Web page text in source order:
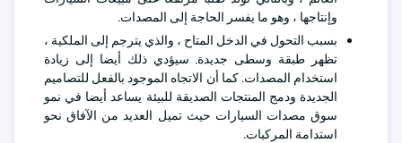
وإنتاجها ، وهو ما يفسر الحاجة إلى المصدات.
بسبب التحول في الدخل المتاح ، والذي يترجم إلى الملكية ،
تظهر طبقة وسطى جديدة. سيؤدي ذلك أيضا إلى زيادة
استخدام المصدات. كما أن الاتجاه الموجود بالفعل للتصاميم
الجديدة ودمج المنتجات الصديقة للبيئة يساعد أيضا في نمو
سوق مصدات السيارات حيث تميل العديد من الآفاق نحو
استدامة المركبات.